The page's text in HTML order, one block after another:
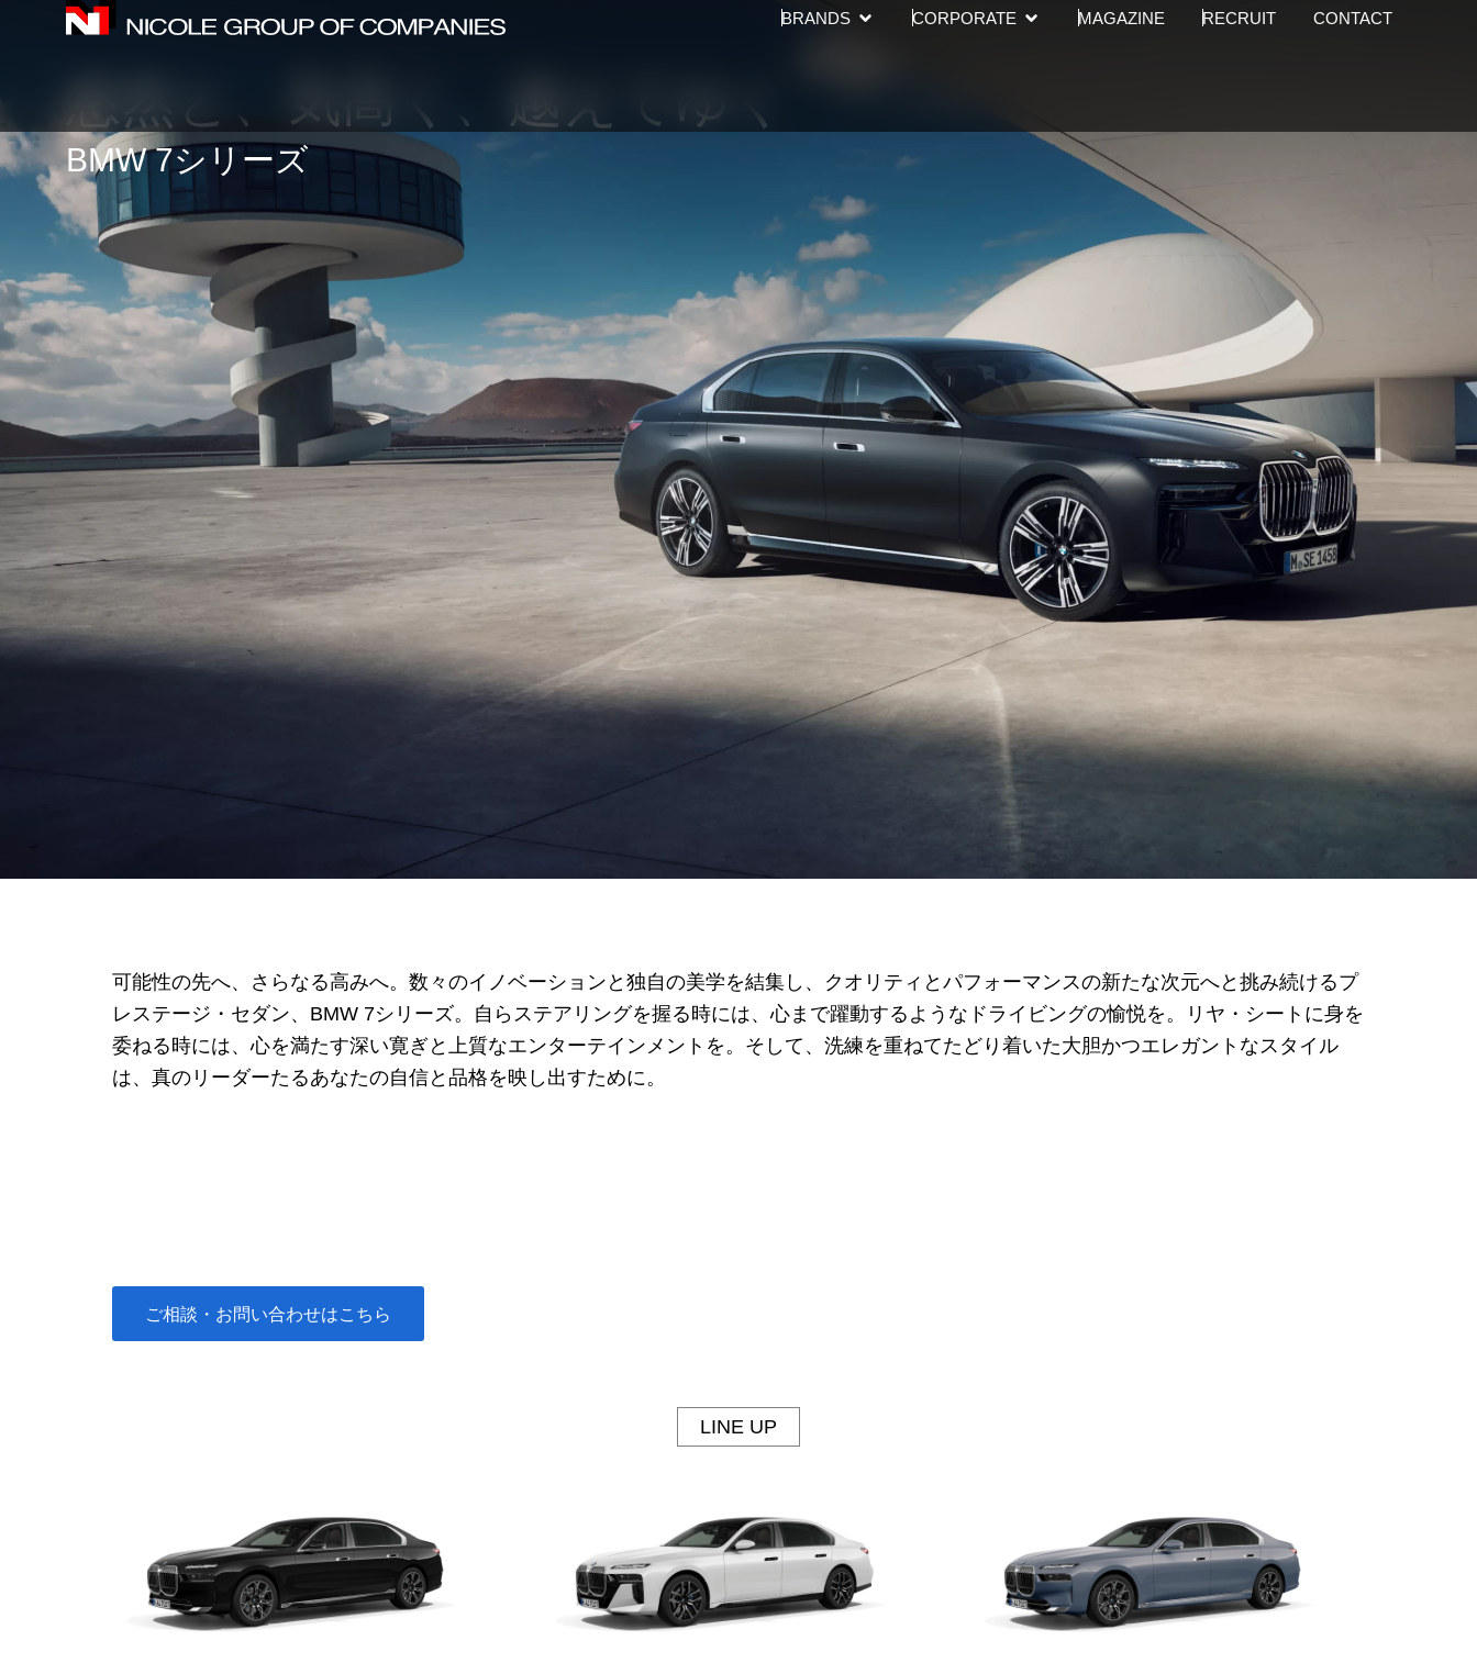
キ
ッ
BRANDS Open BRANDS
CORPORATE Open CORPORATE
MAGAZINE RECRUIT CONTACT
悠然と、気高く、越えてゆく
BMW 7シリーズ
可能性の先へ、さらなる高みへ。数々のイノベーションと独自の美学を結集し、クオリティとパフォーマンスの新たな次元へと挑み続けるプ
レステージ・セダン、BMW 7シリーズ。自らステアリングを握る時には、心まで躍動するようなドライビングの愉悦を。リヤ・シートに身を
委ねる時には、心を満たす深い寛ぎと上質なエンターテインメントを。そして、洗練を重ねてたどり着いた大胆かつエレガントなスタイル
は、真のリーダーたるあなたの自信と品格を映し出すために。
ご相談・お問い合わせはこちら
LINE UP